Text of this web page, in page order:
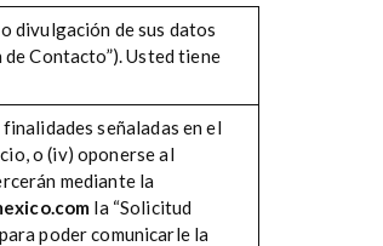
divulgación de sus datos
de Contacto”). Usted tiene
señaladas en el
o (iv) oponerse al
mediante la
la “Solicitud
poder comunicarle la